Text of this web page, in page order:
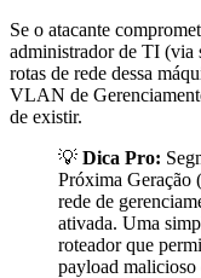
Se o atacante
administrador de TI (via
rotas de rede dessa
VLAN de
de existir.
💡 Dica Pro:
Próxima Geração
rede de
ativada. Uma
roteador que
payload